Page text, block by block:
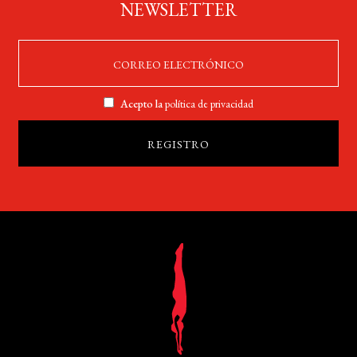
NEWSLETTER
Acepto lapolítica de privacidad